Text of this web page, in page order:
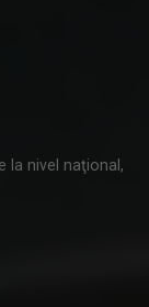
la nivel naţional,